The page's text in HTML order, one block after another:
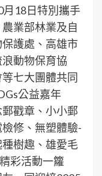
月18日特別攜手
業部林業及自
護處、高雄市
動物保育協
七大團體共同
公益嘉年
戳章、小小郵
修、無塑體驗-
樹趣、雄愛毛
彩活動一籮